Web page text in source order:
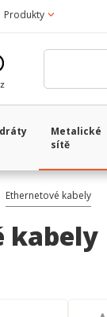
Produkty
Metalické
sítě
Ethernetové kabely
kabely